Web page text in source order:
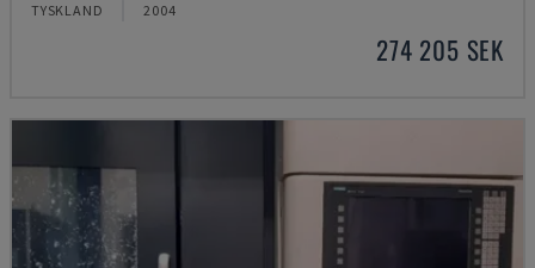
TYSKLAND 2004
274 205 SEK